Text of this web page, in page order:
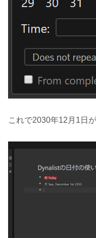
これで2030年12月1日